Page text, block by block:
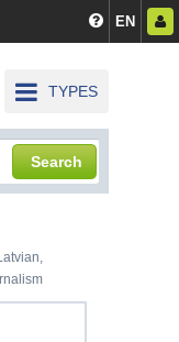
EN
TYPES
Search
,